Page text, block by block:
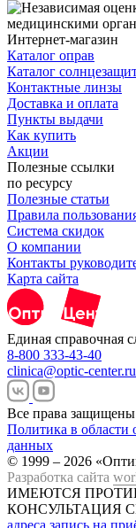
Интернет-магазин
Каталог оправ
Каталог
Контактные линзы
Доставка и оплата
Пункты выдачи
Как купить
Акции
Полезные ссылки
по ресурсу
Полезные статьи
Правила
Система скидок
О компании
Контакты
Карта сайта
Единая справочная
8-800 333-43-40
clinica@optic-center.ru
Все права защищены
Политика в области
данных
© 1999 – 2026
Разработка сайта
ИМЕЮТСЯ
КОНСУЛЬТАЦИЯ
адреса запись на